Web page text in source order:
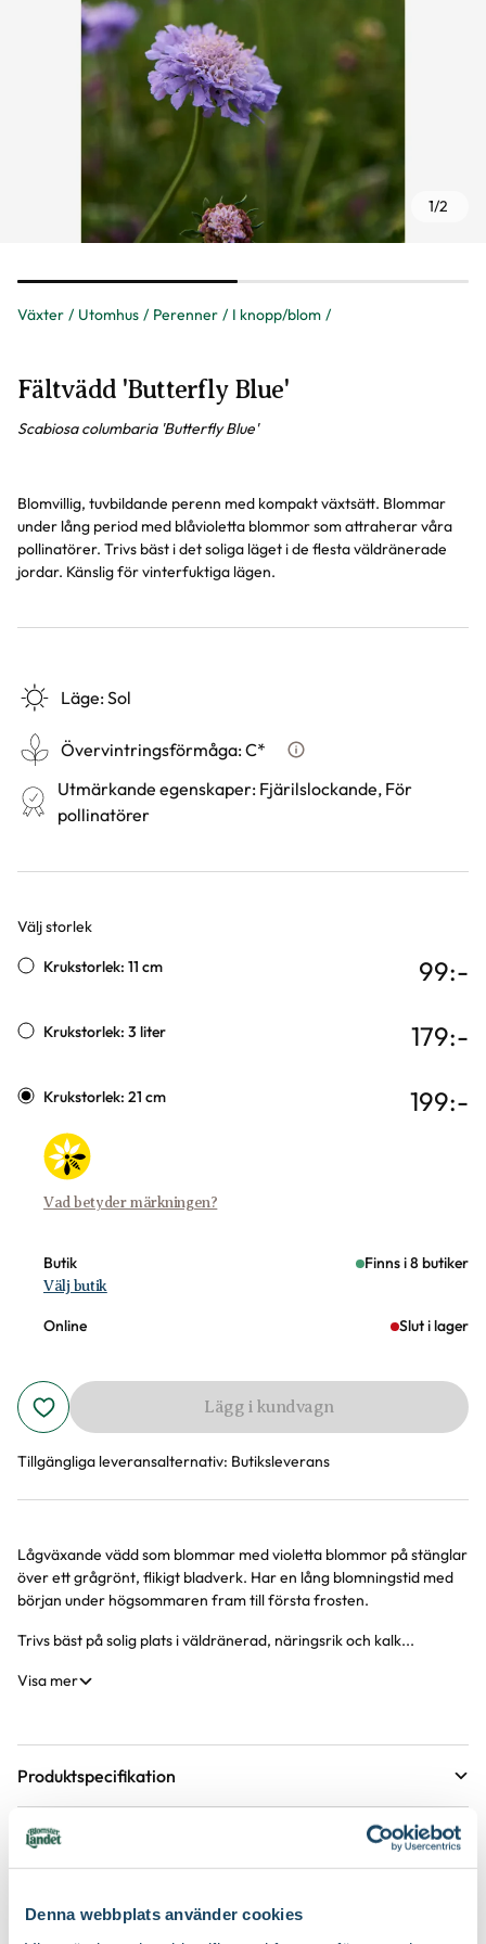
Denna webbplats använder cookies
Växter Utomhus Perenner I knopp/blom
1/2
Fältvädd 'Butterfly Blue'
Scabiosa columbaria 'Butterfly Blue'
Blomvillig, tuvbildande perenn med kompakt växtsätt. Blommar
under lång period med blåvioletta blommor som attraherar våra
pollinatörer. Trivs bäst i det soliga läget i de flesta väldränerade
jordar. Känslig för vinterfuktiga lägen.
Läge:Sol
Övervintringsförmåga:C* Vad betyder
Utmärkande egenskaper: Fjärilslockande, För
pollinatörer
Välj storlek
Varianter
Krukstorlek: 11 cm 99:-
Krukstorlek: 3 liter 179:-
Krukstorlek: 21 cm
Vad betyder märkningen?
199:-
Butik Finns i 8 butiker
Välj butik
Online Slut i lager
Lägg i kundvagn
Tillgängliga leveransalternativ: Butiksleverans
Produktinformation
Lågväxande vädd som blommar med violetta blommor på stänglar
över ett grågrönt, flikigt bladverk. Har en lång blomningstid med
början under högsommaren fram till första frosten.
Trivs bäst på solig plats i väldränerad, näringsrik och kalk...
Visa mer
Produktspecifikation
Krukstorlek
Växtsätt Buskigt, Kompakt
Skötselråd
tillväxt